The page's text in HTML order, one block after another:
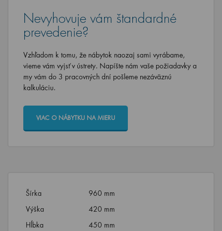
Nevyhovuje vám štandardné
prevedenie?
Vzhľadom k tomu, že nábytok naozaj sami vyrábame,
vieme vám vyjsť v ústrety. Napíšte nám vaše požiadavky a
my vám do 3 pracovných dní pošleme nezáväznú
kalkuláciu.
VIAC O NÁBYTKU NA MIERU
Šírka
960 mm
Výška
420 mm
Hĺbka
450 mm